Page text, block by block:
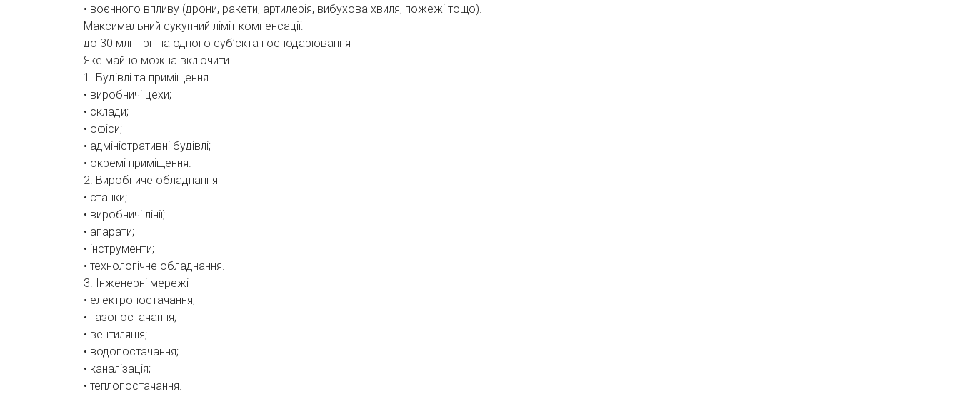
• воєнного впливу (дрони, ракети, артилерія, вибухова хвиля, пожежі тощо).
Максимальний сукупний ліміт компенсації:
до 30 млн грн на одного суб’єкта господарювання
Яке майно можна включити
1. Будівлі та приміщення
• виробничі цехи;
• склади;
• офіси;
• адміністративні будівлі;
• окремі приміщення.
2. Виробниче обладнання
• станки;
• виробничі лінії;
• апарати;
• інструменти;
• технологічне обладнання.
3. Інженерні мережі
• електропостачання;
• газопостачання;
• вентиляція;
• водопостачання;
• каналізація;
• теплопостачання.